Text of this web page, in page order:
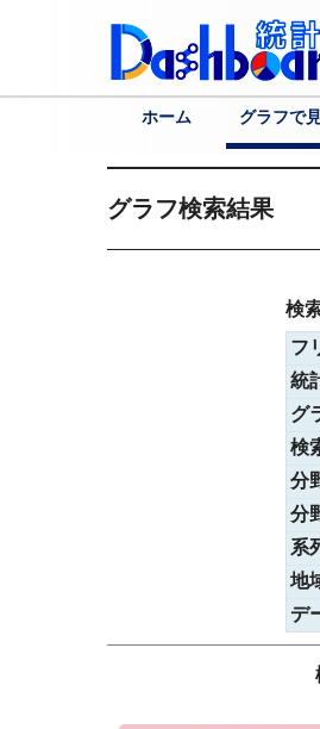
ホーム グラフで
分野各国へ
都道府県
市区町村
詳細検索
グラフ検索結果
検
フ
統
グ
検
分
分
系
地
デ